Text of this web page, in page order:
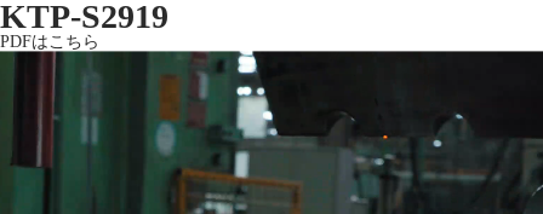
KTP-S2919
PDFはこちら